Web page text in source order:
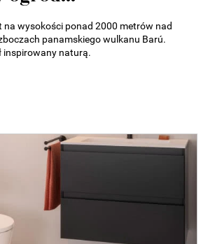
na wysokości ponad 2000 metrów nad
panamskiego wulkanu Barú.
inspirowany naturą.